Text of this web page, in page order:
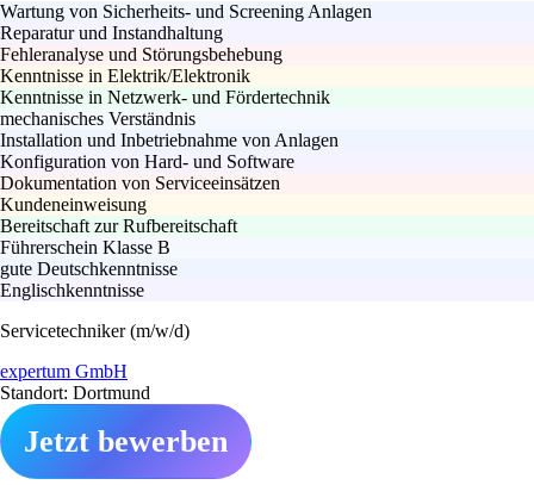
Wartung von Sicherheits- und Screening Anlagen
Reparatur und Instandhaltung
Fehleranalyse und Störungsbehebung
Kenntnisse in Elektrik/Elektronik
Kenntnisse in Netzwerk- und Fördertechnik
mechanisches Verständnis
Installation und Inbetriebnahme von Anlagen
Konfiguration von Hard- und Software
Dokumentation von Serviceeinsätzen
Kundeneinweisung
Bereitschaft zur Rufbereitschaft
Führerschein Klasse B
gute Deutschkenntnisse
Englischkenntnisse
Servicetechniker (m/w/d)
expertum GmbH
Standort: Dortmund
Jetzt bewerben